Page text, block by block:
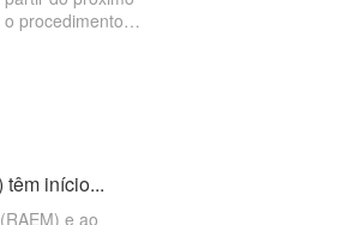
procedimento
representantes
têm início...
e ao